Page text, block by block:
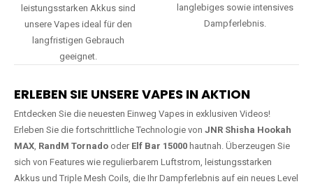
leistungsstarken Akkus sind
unsere Vapes ideal für den
langfristigen Gebrauch
geeignet.
langlebiges sowie intensives
Dampferlebnis.
ERLEBEN SIE UNSERE VAPES IN AKTION
Entdecken Sie die neuesten Einweg Vapes in exklusiven Videos!
Erleben Sie die fortschrittliche Technologie von JNR Shisha Hookah
MAX, RandM Tornado oder Elf Bar 15000 hautnah. Überzeugen Sie
sich von Features wie regulierbarem Luftstrom, leistungsstarken
Akkus und Triple Mesh Coils, die Ihr Dampferlebnis auf ein neues Level